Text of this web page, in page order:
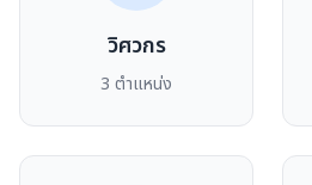
วิศวกร
3 ตำแหน่ง